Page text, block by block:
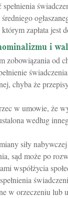
zapłata jest
i
zobowiązania od
chyba że
w umowie, że
według
siły
sąd może po
współżycia
w orzeczeniu lub